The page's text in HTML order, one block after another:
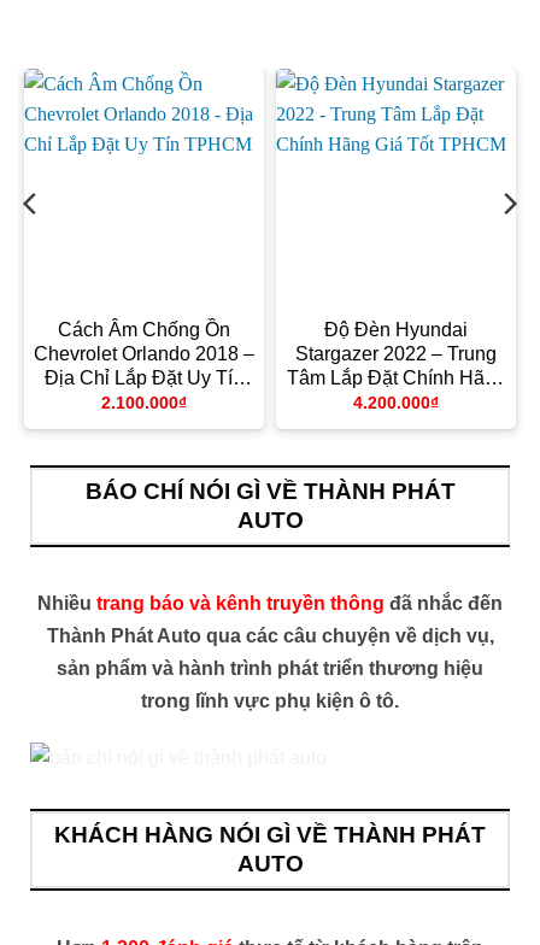
Cách Âm Chống Ồn
Chevrolet Orlando 2018 –
Địa Chỉ Lắp Đặt Uy Tín
TPHCM
2.100.000₫
Độ Đèn Hyundai
Stargazer 2022 – Trung
Tâm Lắp Đặt Chính Hãng
Giá Tốt TPHCM
4.200.000₫
BÁO CHÍ NÓI GÌ VỀ THÀNH PHÁT
AUTO
Nhiều trang báo và kênh truyền thông đã nhắc đến
Thành Phát Auto qua các câu chuyện về dịch vụ,
sản phẩm và hành trình phát triển thương hiệu
trong lĩnh vực phụ kiện ô tô.
KHÁCH HÀNG NÓI GÌ VỀ THÀNH PHÁT
AUTO